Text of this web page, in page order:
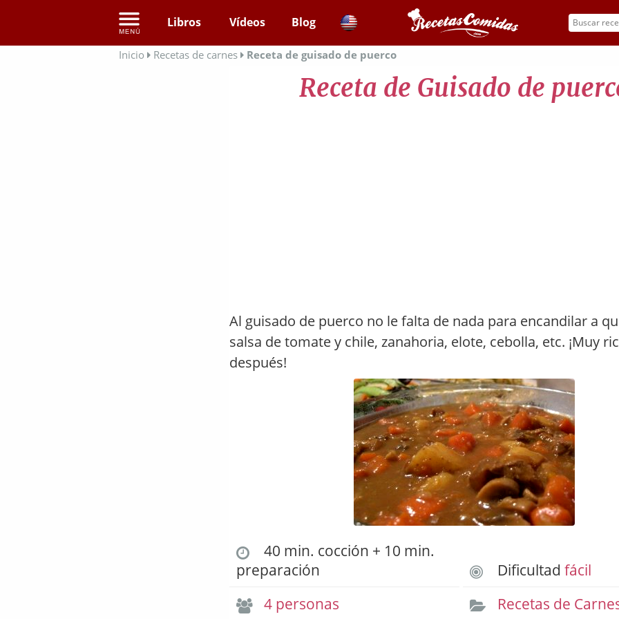
Libros Vídeos Blog
Inicio Recetas de carnes Receta de guisado de puerco
Receta de Guisado de
Al guisado de puerco no le falta de nada para encandilar a
salsa de tomate y chile, zanahoria, elote, cebolla, etc. ¡Muy
después!
40 min. cocción + 10 min.
preparación
Dificultadfácil
4 personas
Recetas de